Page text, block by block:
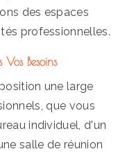
des espaces
professionnelles.
Vos Besoins
une large
que vous
individuel, d'un
salle de réunion